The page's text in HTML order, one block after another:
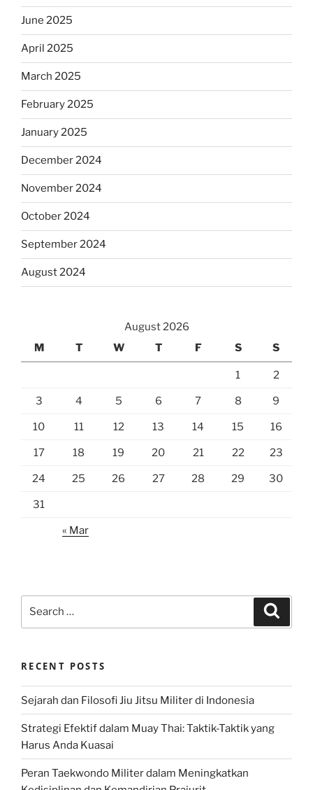
June 2025
April 2025
March 2025
February 2025
January 2025
December 2024
November 2024
October 2024
September 2024
August 2024
August 2026
M
T W T F S S
1 2
3 4 5 6 7 8 9
10 11 12 13 14 15 16
17 18 19 20 21 22 23
24 25 26 27 28 29 30
31
« Mar
RECENT POSTS
Sejarah dan Filosofi Jiu Jitsu Militer di Indonesia
Strategi Efektif dalam Muay Thai: Taktik-Taktik yang
Harus Anda Kuasai
Peran Taekwondo Militer dalam Meningkatkan